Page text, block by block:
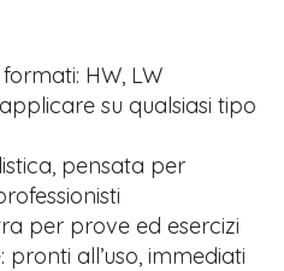
HW, LW
su qualsiasi tipo
pensata per
per prove ed esercizi
all’uso, immediati